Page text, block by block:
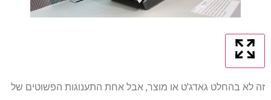
זה לא בהחלט גאדג'ט או מוצר, אבל אחת התענוגות הפשוטים של